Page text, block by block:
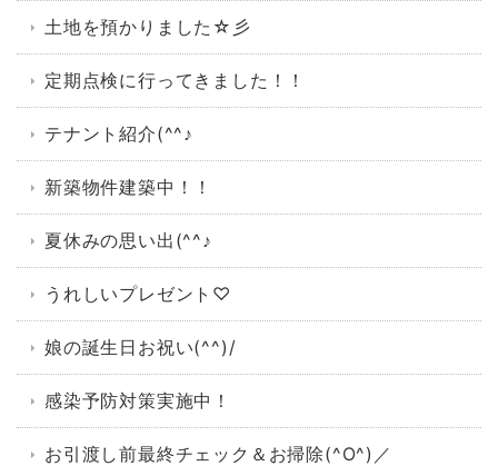
土地を預かりました☆彡
定期点検に行ってきました！！
テナント紹介(^^♪
新築物件建築中！！
夏休みの思い出(^^♪
うれしいプレゼント♡
娘の誕生日お祝い(^^)/
感染予防対策実施中！
お引渡し前最終チェック＆お掃除(^O^)／